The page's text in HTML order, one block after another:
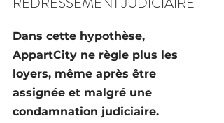
Dans cette hypothèse,
AppartCity ne règle plus les
loyers, même après être
assignée et malgré une
condamnation judiciaire.